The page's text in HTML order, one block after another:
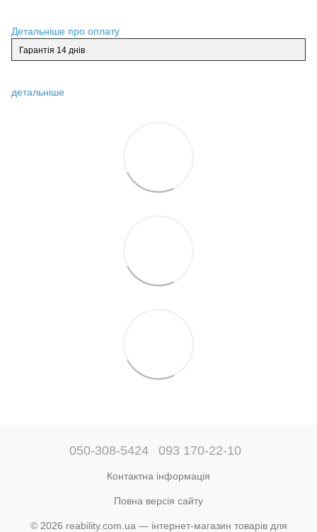
Детальніше про оплату
Гарантія 14 днів
детальніше
050-308-5424 093 170-22-10
Контактна інформація
Повна версія сайту
© 2026 reability.com.ua — інтернет-магазин товарів для